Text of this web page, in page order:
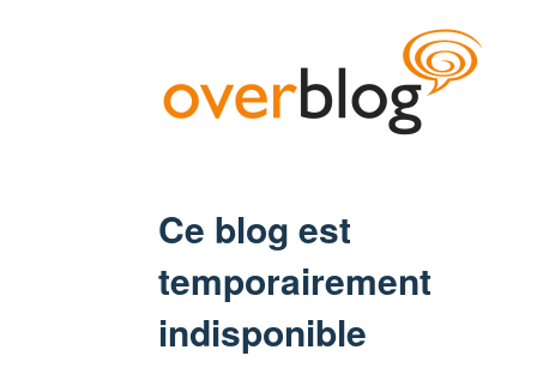
Ce blog est
temporairement
indisponible